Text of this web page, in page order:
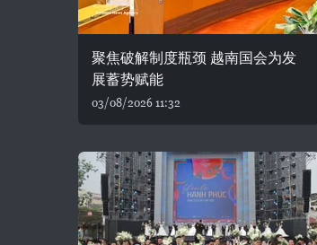
聚焦破解制度瓶颈 越南国会为发
展蓄势赋能
03/08/2026 11:32